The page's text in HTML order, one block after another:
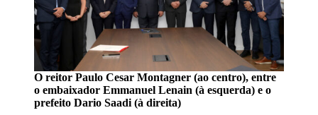
O reitor Paulo Cesar Montagner (ao centro), entre
o embaixador Emmanuel Lenain (à esquerda) e o
prefeito Dario Saadi (à direita)